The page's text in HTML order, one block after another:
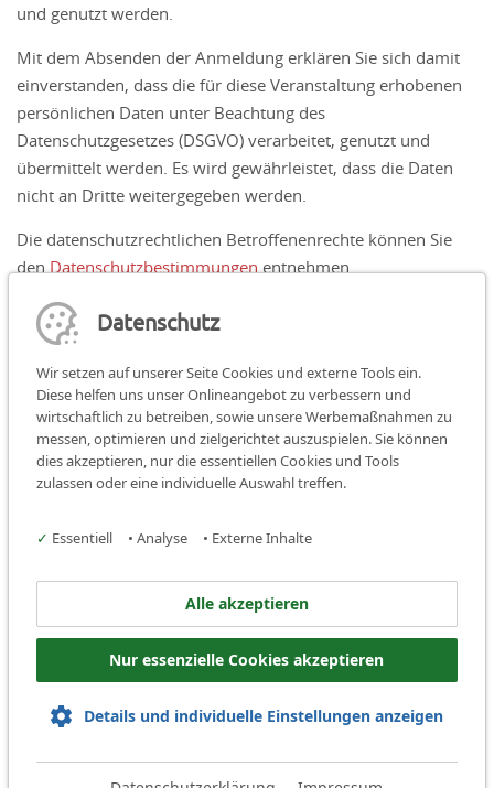
und genutzt werden.
Mit dem Absenden der Anmeldung erklären Sie sich damit
einverstanden, dass die für diese Veranstaltung erhobenen
persönlichen Daten unter Beachtung des
Datenschutzgesetzes (DSGVO) verarbeitet, genutzt und
übermittelt werden. Es wird gewährleistet, dass die Daten
nicht an Dritte weitergegeben werden.
Die datenschutzrechtlichen Betroffenenrechte können Sie
denDatenschutzbestimmungenentnehmen.
Absenden
Teilen:
Facebook
Jugendbildungsstätte Burg
D-91472 Ipsheim
Mail: info@burg-hoheneck.de
Kontakt Datenschutz
Impressum
Datenschutz
Wir setzen auf unserer Seite Cookies und externe Tools ein.
Diese helfen uns unser Onlineangebot zu verbessern und
wirtschaftlich zu betreiben, sowie unsere Werbemaßnahmen zu
messen, optimieren und zielgerichtet auszuspielen. Sie können
dies akzeptieren, nur die essentiellen Cookies und Tools
zulassen oder eine individuelle Auswahl treffen.
✓ Essentiell • Analyse • Externe Inhalte
Alle akzeptieren
Nur essenzielle Cookies akzeptieren
Details und individuelle Einstellungen anzeigen